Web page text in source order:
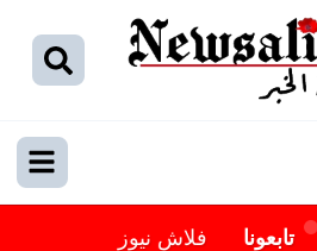
تابعونا فلاش نيوز